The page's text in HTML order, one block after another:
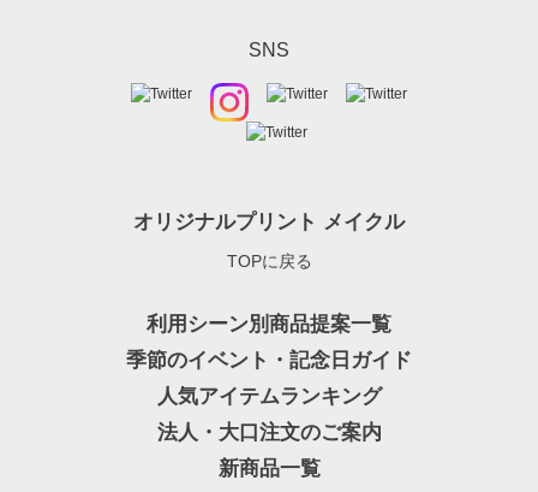
SNS
オリジナルプリント メイクル
TOPに戻る
利用シーン別商品提案一覧
季節のイベント・記念日ガイド
人気アイテムランキング
法人・大口注文のご案内
新商品一覧